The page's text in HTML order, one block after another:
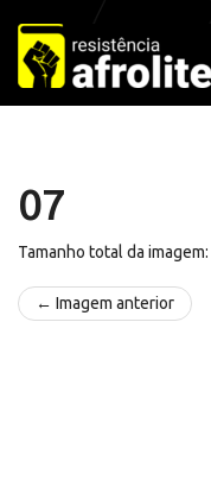
Pular
para
o
conteúdo
07
Tamanho total da imagem:
← Imagem anterior